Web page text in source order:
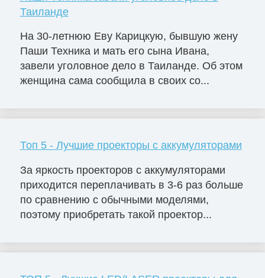
Таиланде
На 30-летнюю Еву Карицкую, бывшую жену
Паши Техника и мать его сына Ивана,
завели уголовное дело в Таиланде. Об этом
женщина сама сообщила в своих со...
Топ 5 - Лучшие проекторы с аккумуляторами
За яркость проекторов с аккумуляторами
приходится переплачивать в 3-6 раз больше
по сравнению с обычными моделями,
поэтому приобретать такой проектор...